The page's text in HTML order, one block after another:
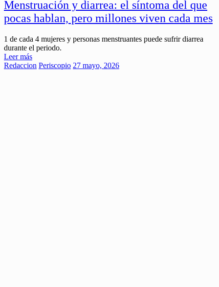
Menstruación y diarrea: el síntoma del que
pocas hablan, pero millones viven cada mes
1 de cada 4 mujeres y personas menstruantes puede sufrir diarrea
durante el periodo.
Leer más
Redaccion Periscopio 27 mayo, 2026